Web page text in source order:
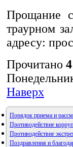
Прощание
траурном
адресу:
Прочитано
Наверх
Порядок приема и
Противодействие
Противодействие
Поздравления и